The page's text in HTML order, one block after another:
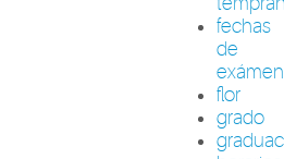
fechas
de
flor
grado